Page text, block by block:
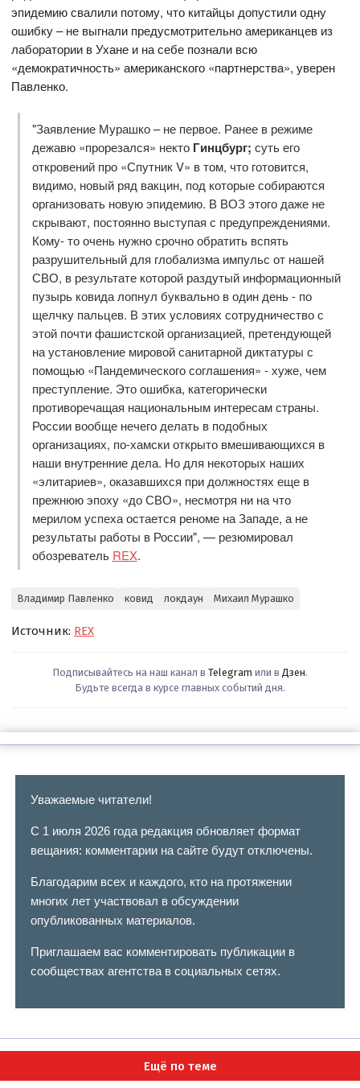
эпидемию свалили потому, что китайцы допустили одну
ошибку – не выгнали предусмотрительно американцев из
лаборатории в Ухане и на себе познали всю
«демократичность» американского «партнерства», уверен
Павленко.
"Заявление Мурашко – не первое. Ранее в режиме
дежавю «прорезался» некто Гинцбург; суть его
откровений про «Спутник V» в том, что готовится,
видимо, новый ряд вакцин, под которые собираются
организовать новую эпидемию. В ВОЗ этого даже не
скрывают, постоянно выступая с предупреждениями.
Кому- то очень нужно срочно обратить вспять
разрушительный для глобализма импульс от нашей
СВО, в результате которой раздутый информационный
пузырь ковида лопнул буквально в один день - по
щелчку пальцев. В этих условиях сотрудничество с
этой почти фашистской организацией, претендующей
на установление мировой санитарной диктатуры с
помощью «Пандемического соглашения» - хуже, чем
преступление. Это ошибка, категорически
противоречащая национальным интересам страны.
России вообще нечего делать в подобных
организациях, по-хамски открыто вмешивающихся в
наши внутренние дела. Но для некоторых наших
«элитариев», оказавшихся при должностях еще в
прежнюю эпоху «до СВО», несмотря ни на что
мерилом успеха остается реноме на Западе, а не
результаты работы в России", — резюмировал
обозреватель REX.
Владимир Павленко ковид локдаун Михаил Мурашко
Источник: REX
Подписывайтесь на наш канал в Telegram или в Дзен.
Будьте всегда в курсе главных событий дня.
Уважаемые читатели!
С 1 июля 2026 года редакция обновляет формат
вещания: комментарии на сайте будут отключены.
Благодарим всех и каждого, кто на протяжении
многих лет участвовал в обсуждении
опубликованных материалов.
Приглашаем вас комментировать публикации в
сообществах агентства в социальных сетях.
Ещё по теме